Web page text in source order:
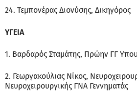
24. Τεμπονέρας Διονύσης, Δικηγόρος
ΥΓΕΙΑ
1. Βαρδαρός Σταμάτης, Πρώην ΓΓ
2. Γεωργακούλιας Νίκος,
Νευροχειρουργικής ΓΝΑ Γεννηματάς